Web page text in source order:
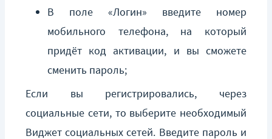
В поле «Логин» введите номер
мобильного телефона, на который
придёт код активации, и вы сможете
сменить пароль;
Если вы регистрировались, через
социальные сети, то выберите необходимый
Виджет социальных сетей. Введите пароль и